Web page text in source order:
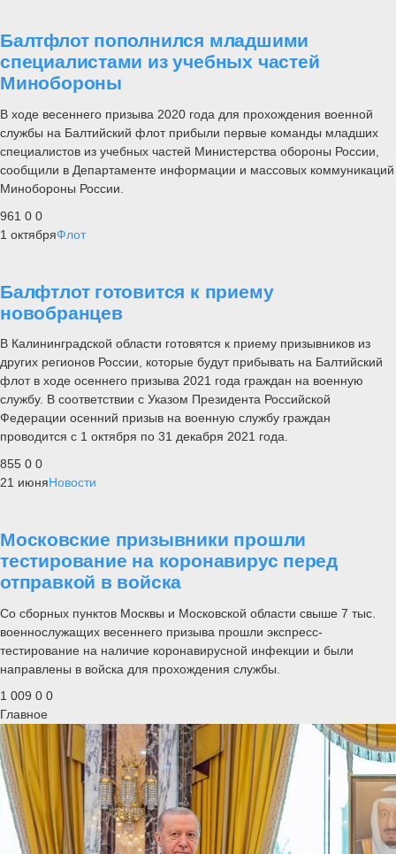
Балтфлот пополнился младшими
специалистами из учебных частей
Минобороны
В ходе весеннего призыва 2020 года для прохождения военной
службы на Балтийский флот прибыли первые команды младших
специалистов из учебных частей Министерства обороны России,
сообщили в Департаменте информации и массовых коммуникаций
Минобороны России.
961 0 0
1 октябряФлот
Балфтлот готовится к приему
новобранцев
В Калининградской области готовятся к приему призывников из
других регионов России, которые будут прибывать на Балтийский
флот в ходе осеннего призыва 2021 года граждан на военную
службу. В соответствии с Указом Президента Российской
Федерации осенний призыв на военную службу граждан
проводится с 1 октября по 31 декабря 2021 года.
855 0 0
21 июняНовости
Московские призывники прошли
тестирование на коронавирус перед
отправкой в войска
Со сборных пунктов Москвы и Московской области свыше 7 тыс.
военнослужащих весеннего призыва прошли экспресс-
тестирование на наличие коронавирусной инфекции и были
направлены в войска для прохождения службы.
1 009 0 0
Главное